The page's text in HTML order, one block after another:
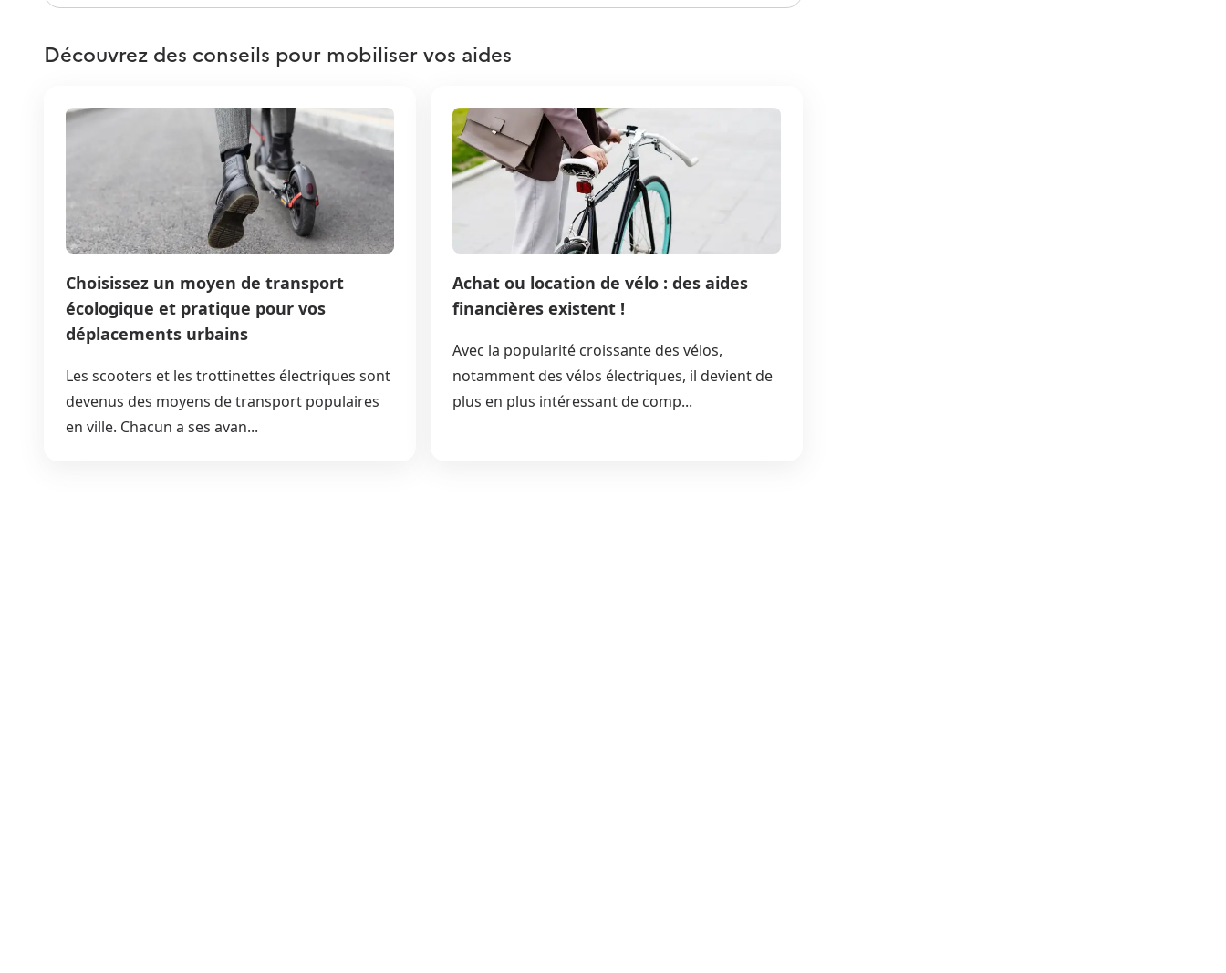
Découvrez des conseils pour mobiliser vos aides
Choisissez un moyen de transport
écologique et pratique pour vos
déplacements urbains
Les scooters et les trottinettes électriques sont
devenus des moyens de transport populaires
en ville. Chacun a ses avan...
Achat ou location de vélo : des aides
financières existent !
Avec la popularité croissante des vélos,
notamment des vélos électriques, il devient de
plus en plus intéressant de comp...